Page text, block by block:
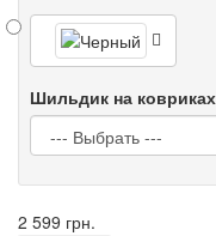
Шильдик на
2 599 грн.